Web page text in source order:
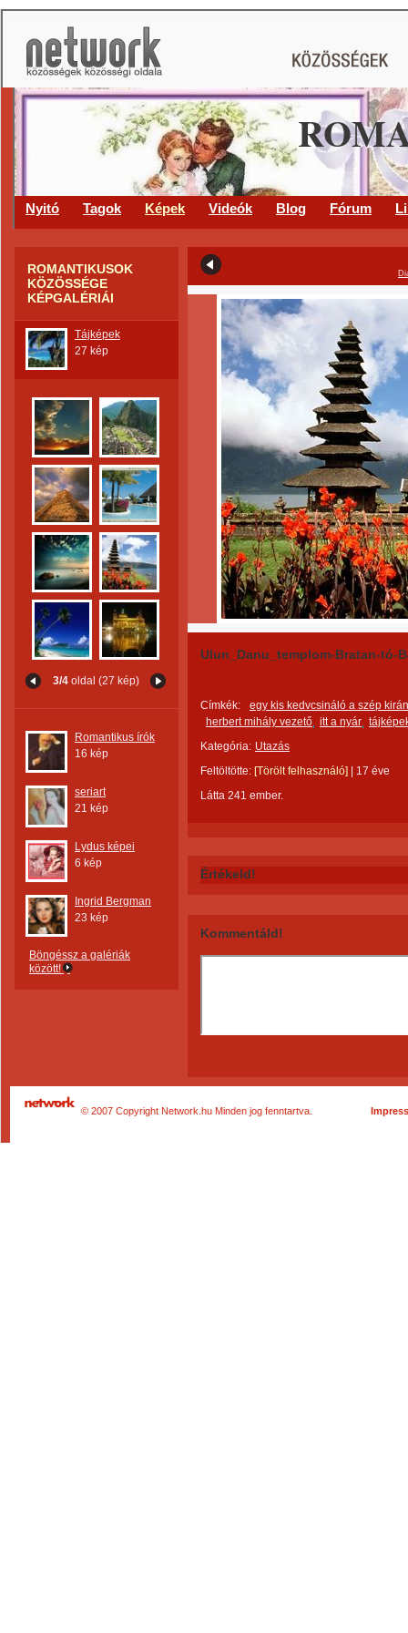
Nyitó Tagok Képek Videók Blog Fórum
ROMANTIKUSOK
KÖZÖSSÉGE
KÉPGALÉRIÁI
Tájképek
27 kép
3/4 oldal (27 kép)
Romantikus írók
16 kép
seriart
21 kép
Lydus képei
6 kép
Ingrid Bergman
23 kép
Böngéssz a galériák
között!
Ulun_Danu_templom-Bratan-tó-
Címkék:
egy kis kedvcsináló a szép
herbert mihály vezető itt a nyár
Kategória: Utazás
Feltöltötte: [Törölt felhasználó]
17 éve
Látta 241 ember.
Értékeld!
Kommentáld!
© 2007 Copyright Network.hu Minden jog fenntartva.